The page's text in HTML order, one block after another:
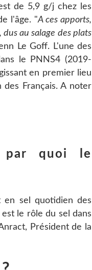
de 5,9 g/j chez les
l'âge. "A ces apports,
au salage des plats
Le Goff. L'une des
le PNNS4 (2019-
en premier lieu
Français. A noter
quoi le
en sel quotidien des
le rôle du sel dans
Président de la